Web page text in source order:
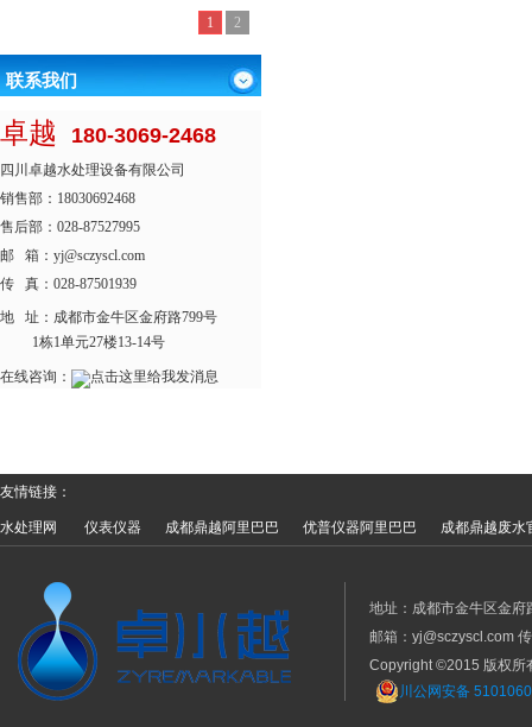
1 2
联系我们
卓越 180-3069-2468
四川卓越水处理设备有限公司
销售部：18030692468
售后部：028-87527995
邮 箱：yj@sczyscl.com
传 真：028-87501939
地 址： 成都市金牛区金府路799号
1栋1单元27楼13-14号
在线咨询：
友情链接：
水处理网 仪表仪器 成都鼎越阿里巴巴 优普仪器阿里巴巴 成都鼎越废水
地址：成都市金牛区金
邮箱：yj@sczyscl.com
Copyright ©2015 版权所
川公网安备